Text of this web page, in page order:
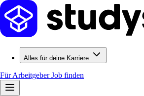
Alles für deine Karriere
Für ArbeitgeberJob finden